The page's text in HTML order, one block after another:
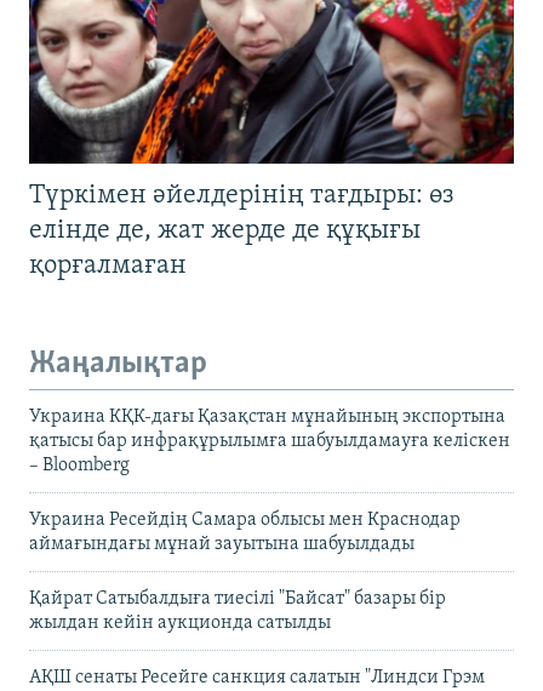
Түркімен әйелдерінің тағдыры: өз
елінде де, жат жерде де құқығы
қорғалмаған
Жаңалықтар
Украина КҚК-дағы Қазақстан мұнайының экспортына
қатысы бар инфрақұрылымға шабуылдамауға келіскен
– Bloomberg
Украина Ресейдің Самара облысы мен Краснодар
аймағындағы мұнай зауытына шабуылдады
Қайрат Сатыбалдыға тиесілі "Байсат" базары бір
жылдан кейін аукционда сатылды
АҚШ сенаты Ресейге санкция салатын "Линдси Грэм